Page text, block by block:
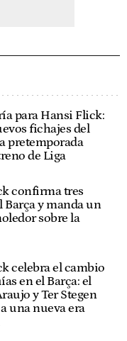
para Hansi Flick:
fichajes del
pretemporada
de Liga
confirma tres
Barça y manda un
sobre la
celebra el cambio
en el Barça: el
y Ter Stegen
una nueva era